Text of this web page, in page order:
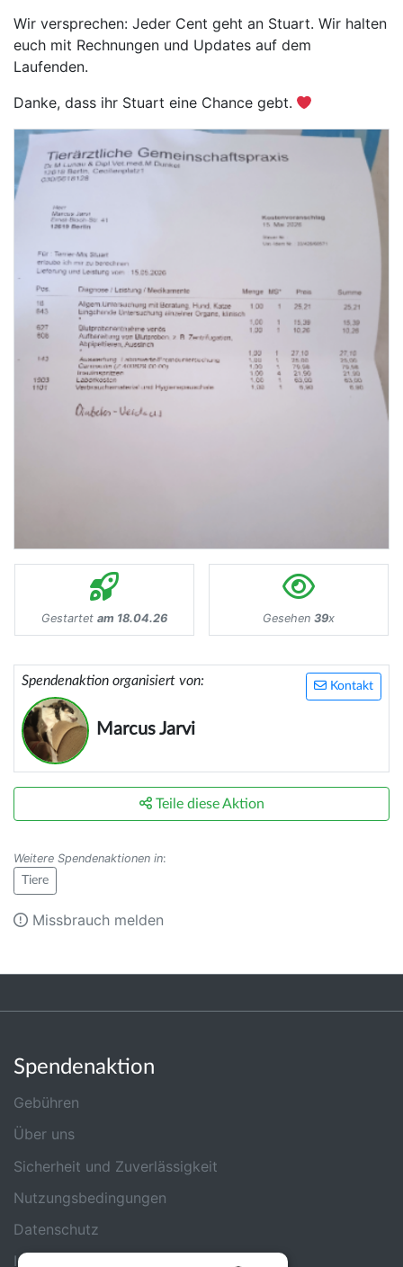
Wir versprechen: Jeder Cent geht an Stuart. Wir halten
euch mit Rechnungen und Updates auf dem
Laufenden.
Danke, dass ihr Stuart eine Chance gebt.
Gestartet am 18.04.26 Gesehen 39x
Kontakt
Spendenaktion organisiert von:
Marcus Jarvi
Teile diese Aktion
Weitere Spendenaktionen in:
Tiere
Missbrauch melden
Spendenaktion
Gebühren
Über uns
Sicherheit und Zuverlässigkeit
Nutzungsbedingungen
Datenschutz
Impressum